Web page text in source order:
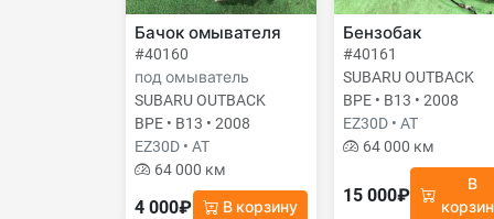
Бачок омывателя
#40160
под омыватель
SUBARU OUTBACK
BPE • B13 • 2008
EZ30D • AT
64 000 км
4 000₽ В корзину
Бензобак
#40161
SUBARU OUTBACK
BPE • B13 • 2008
EZ30D • AT
64 000 км
15 000₽
В